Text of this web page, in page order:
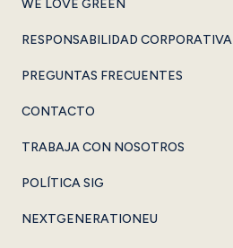
WE LOVE GREEN
RESPONSABILIDAD CORPORATIVA
PREGUNTAS FRECUENTES
CONTACTO
TRABAJA CON NOSOTROS
POLÍTICA SIG
NEXTGENERATIONEU